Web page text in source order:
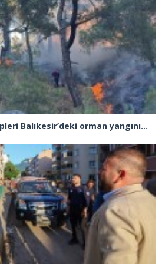
Pendik Belediyesi ekipleri Balıkesir’deki orman yangınına müdahale ediyor